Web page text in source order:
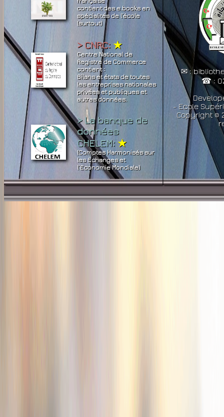
contient des e.books en
spécialités de l’école
(surtout)
> CNRC:★
Centre National de
Registre de Commerce
contient :
Bilans et états de toutes
les entreprises nationales
privées et publiques et
autres données.
> La banque de
données
CHELEM:★
(Comptes Harmonisés sur
les Echanges et
l’Economie Mondiale)
✉ :
☎ :
- Ecole
Copyright ©